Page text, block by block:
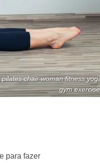
chair woman fitness
gym
para fazer